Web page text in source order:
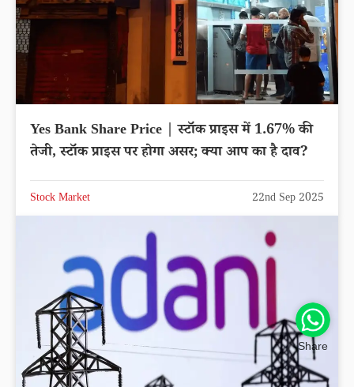
Yes Bank Share Price | स्टॉक प्राइस में 1.67% की
तेजी, स्टॉक प्राइस पर होगा असर; क्या आप का है दाव?
Stock Market 22nd Sep 2025
Share